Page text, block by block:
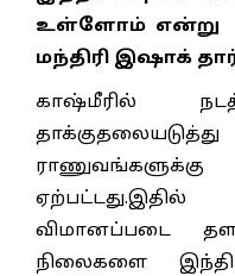
உள்ளோம் என்று
மந்திரி இஷாக்
காஷ்மீரில்
விமானப்படை
நிலைகளை